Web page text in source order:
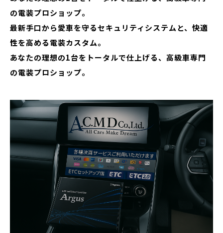
の電装プロショップ。
最新手口から愛車を守るセキュリティシステムと、快適
性を高める電装カスタム。
あなたの理想の1台をトータルで仕上げる、高級車専門
の電装プロショップ。